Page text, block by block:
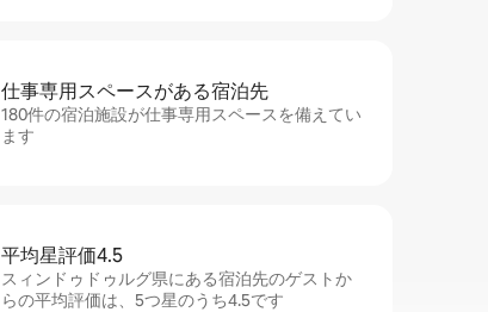
仕事専用ス⁠ペ⁠ー⁠スがあ⁠る宿⁠泊⁠先
180件の宿泊施設が仕事専用スペースを備えてい
ます
平均星評価4.5
スィンドゥドゥルグ県にある宿泊先のゲストか
らの平均評価は、5つ星のうち4.5です